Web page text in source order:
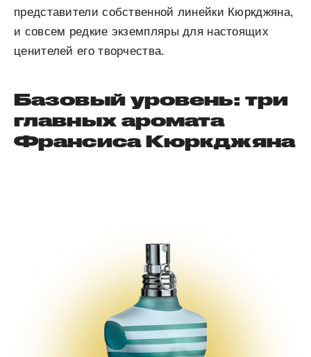
представители собственной линейки Кюркджяна,
и совсем редкие экземпляры для настоящих
ценителей его творчества.
Базовый уровень: три
главных аромата
Франсиса Кюркджяна